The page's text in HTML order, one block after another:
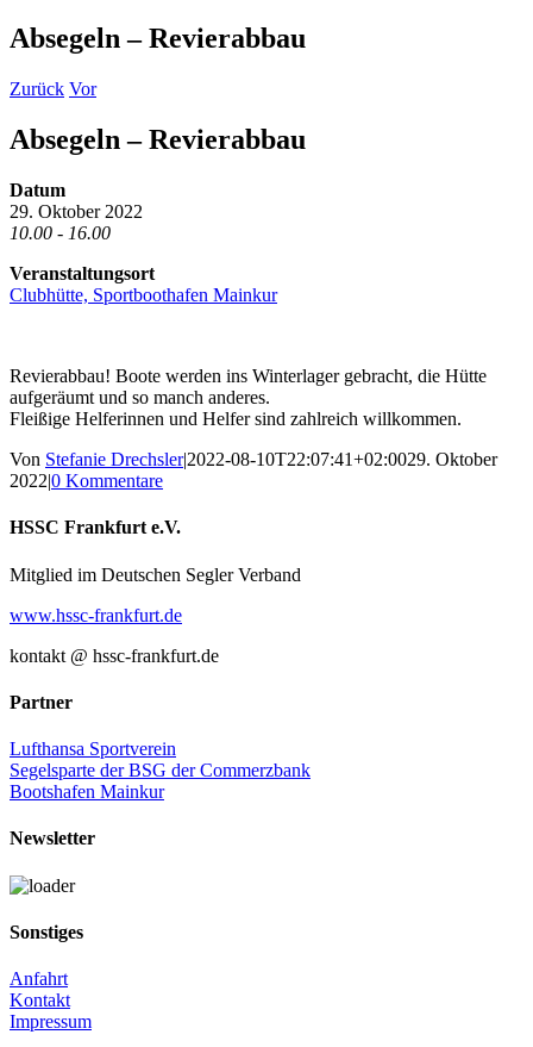
Absegeln – Revierabbau
Zurück Vor
Absegeln – Revierabbau
Datum
29. Oktober 2022
10.00 - 16.00
Veranstaltungsort
Clubhütte, Sportboothafen Mainkur
Revierabbau! Boote werden ins Winterlager gebracht, die Hütte
aufgeräumt und so manch anderes.
Fleißige Helferinnen und Helfer sind zahlreich willkommen.
Von Stefanie Drechsler|2022-08-10T22:07:41+02:0029. Oktober
2022|0 Kommentare
Facebook
X
E-
HSSC Frankfurt e.V.
Mitglied im Deutschen Segler Verband
www.hssc-frankfurt.de
kontakt @ hssc-frankfurt.de
Partner
Lufthansa Sportverein
Segelsparte der BSG der Commerzbank
Bootshafen Mainkur
Newsletter
Sonstiges
Anfahrt
Kontakt
Impressum